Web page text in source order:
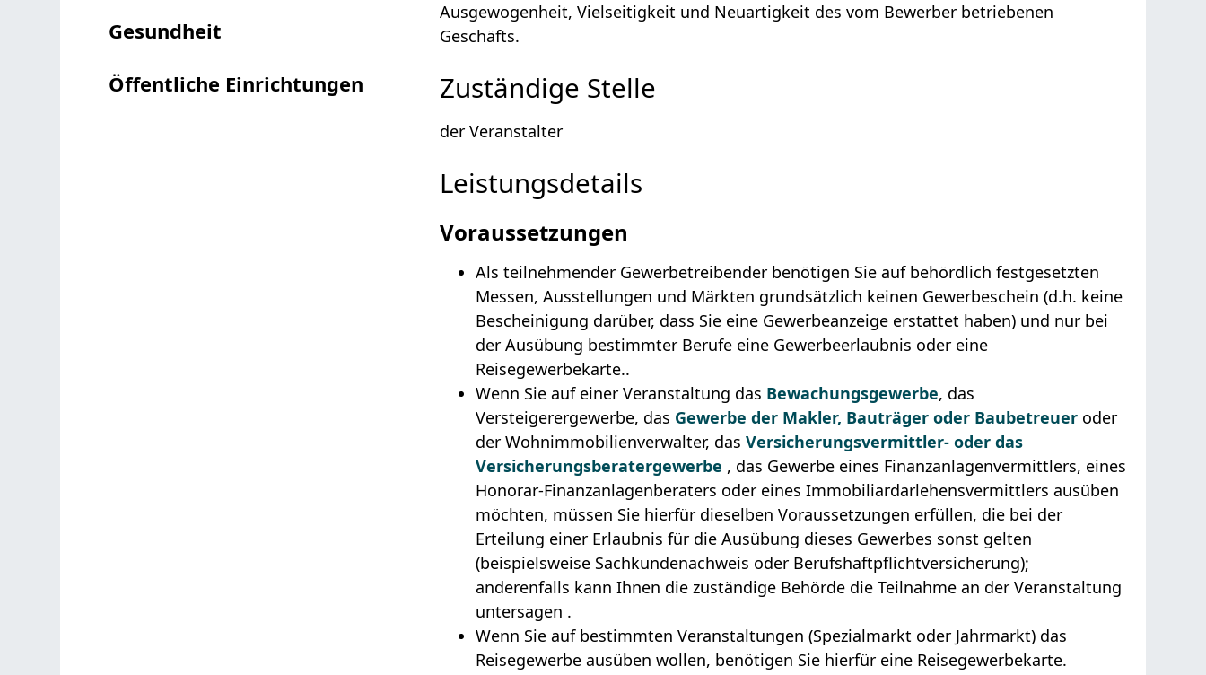
Gesundheit
Öffentliche Einrichtungen
Ausgewogenheit, Vielseitigkeit und Neuartigkeit des vom Bewerber betriebenen
Geschäfts.
Zuständige Stelle
der Veranstalter
Leistungsdetails
Voraussetzungen
Als teilnehmender Gewerbetreibender benötigen Sie auf behördlich festgesetzten
Messen, Ausstellungen und Märkten grundsätzlich keinen Gewerbeschein (d.h. keine
Bescheinigung darüber, dass Sie eine Gewerbeanzeige erstattet haben) und nur bei
der Ausübung bestimmter Berufe eine Gewerbeerlaubnis oder eine
Reisegewerbekarte..
Wenn Sie auf einer Veranstaltung das Bewachungsgewerbe, das
Versteigerergewerbe, das Gewerbe der Makler, Bauträger oder Baubetreuer oder
der Wohnimmobilienverwalter, dasVersicherungsvermittler- oder das
Versicherungsberatergewerbe , das Gewerbe eines Finanzanlagenvermittlers, eines
Honorar-Finanzanlagenberaters oder eines Immobiliardarlehensvermittlers ausüben
möchten, müssen Sie hierfür dieselben Voraussetzungen erfüllen, die bei der
Erteilung einer Erlaubnis für die Ausübung dieses Gewerbes sonst gelten
(beispielsweise Sachkundenachweis oder Berufshaftpflichtversicherung);
anderenfalls kann Ihnen die zuständige Behörde die Teilnahme an der Veranstaltung
untersagen .
Wenn Sie auf bestimmten Veranstaltungen (Spezialmarkt oder Jahrmarkt) das
Reisegewerbe ausüben wollen, benötigen Sie hierfür eine Reisegewerbekarte.